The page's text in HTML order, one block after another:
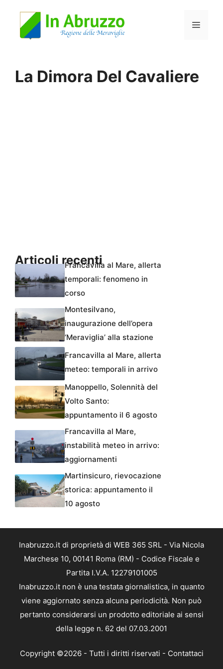
Menu
La Dimora Del Cavaliere
Articoli recentiFrancavilla al Mare, allerta
temporali: fenomeno in
corso
Montesilvano,
inaugurazione dell’opera
‘Meraviglia’ alla stazione
Francavilla al Mare, allerta
meteo: temporali in arrivo
Manoppello, Solennità del
Volto Santo:
appuntamento il 6 agosto
Francavilla al Mare,
instabilità meteo in arrivo:
aggiornamenti
Martinsicuro, rievocazione
storica: appuntamento il
10 agosto
Inabruzzo.it di proprietà di WEB 365 SRL - Via Nicola
Marchese 10, 00141 Roma (RM) - Codice Fiscale e
Partita I.V.A. 12279101005
Inabruzzo.it non è una testata giornalistica, in quanto
viene aggiornato senza alcuna periodicità. Non può
pertanto considerarsi un prodotto editoriale ai sensi
della legge n. 62 del 07.03.2001
Copyright ©2026 - Tutti i diritti riservati - Contattaci